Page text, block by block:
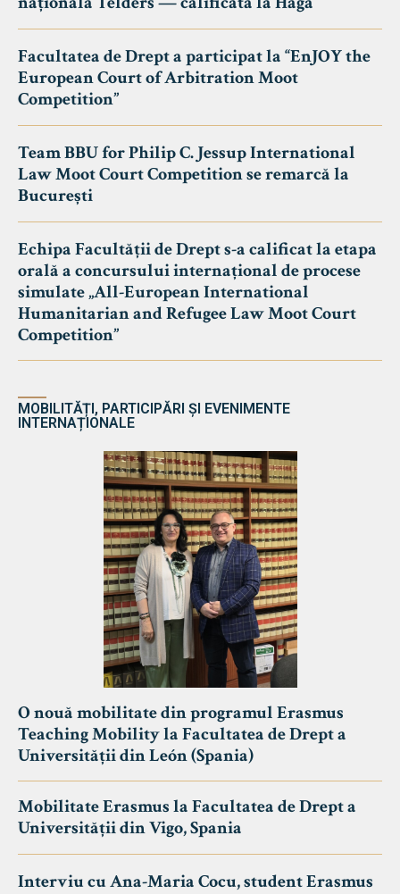
Facultatea de Drept a participat la “EnJOY the
European Court of Arbitration Moot
Competition”
Team BBU for Philip C. Jessup International
Law Moot Court Competition se remarcă la
București
Echipa Facultății de Drept s-a calificat la etapa
orală a concursului internațional de procese
simulate „All-European International
Humanitarian and Refugee Law Moot Court
Competition”
MOBILITĂȚI, PARTICIPĂRI ȘI EVENIMENTE
INTERNAȚIONALE
O nouă mobilitate din programul Erasmus
Teaching Mobility la Facultatea de Drept a
Universității din León (Spania)
Mobilitate Erasmus la Facultatea de Drept a
Universității din Vigo, Spania
Interviu cu Ana-Maria Cocu, student Erasmus